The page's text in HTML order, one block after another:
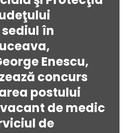
în
Enescu,
concurs
postului
de medic
de